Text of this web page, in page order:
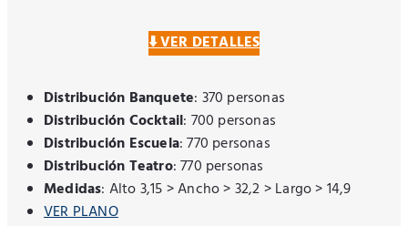
⬇️ VER DETALLES
Distribución Banquete: 370 personas
Distribución Cocktail: 700 personas
Distribución Escuela: 770 personas
Distribución Teatro: 770 personas
Medidas: Alto 3,15 > Ancho > 32,2 > Largo > 14,9
VER PLANO